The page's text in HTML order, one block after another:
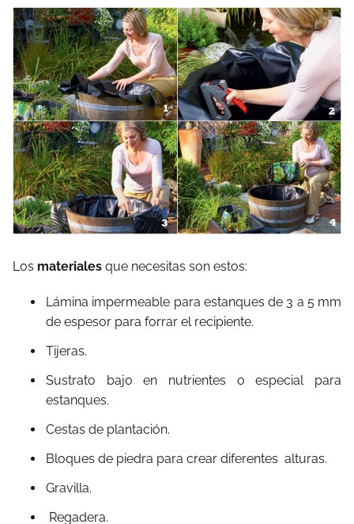
Los materiales que necesitas son estos:
Lámina impermeable para estanques de 3 a 5 mm
de espesor para forrar el recipiente.
Tijeras.
Sustrato bajo en nutrientes o especial para
estanques.
Cestas de plantación.
Bloques de piedra para crear diferentes alturas.
Gravilla.
Regadera.